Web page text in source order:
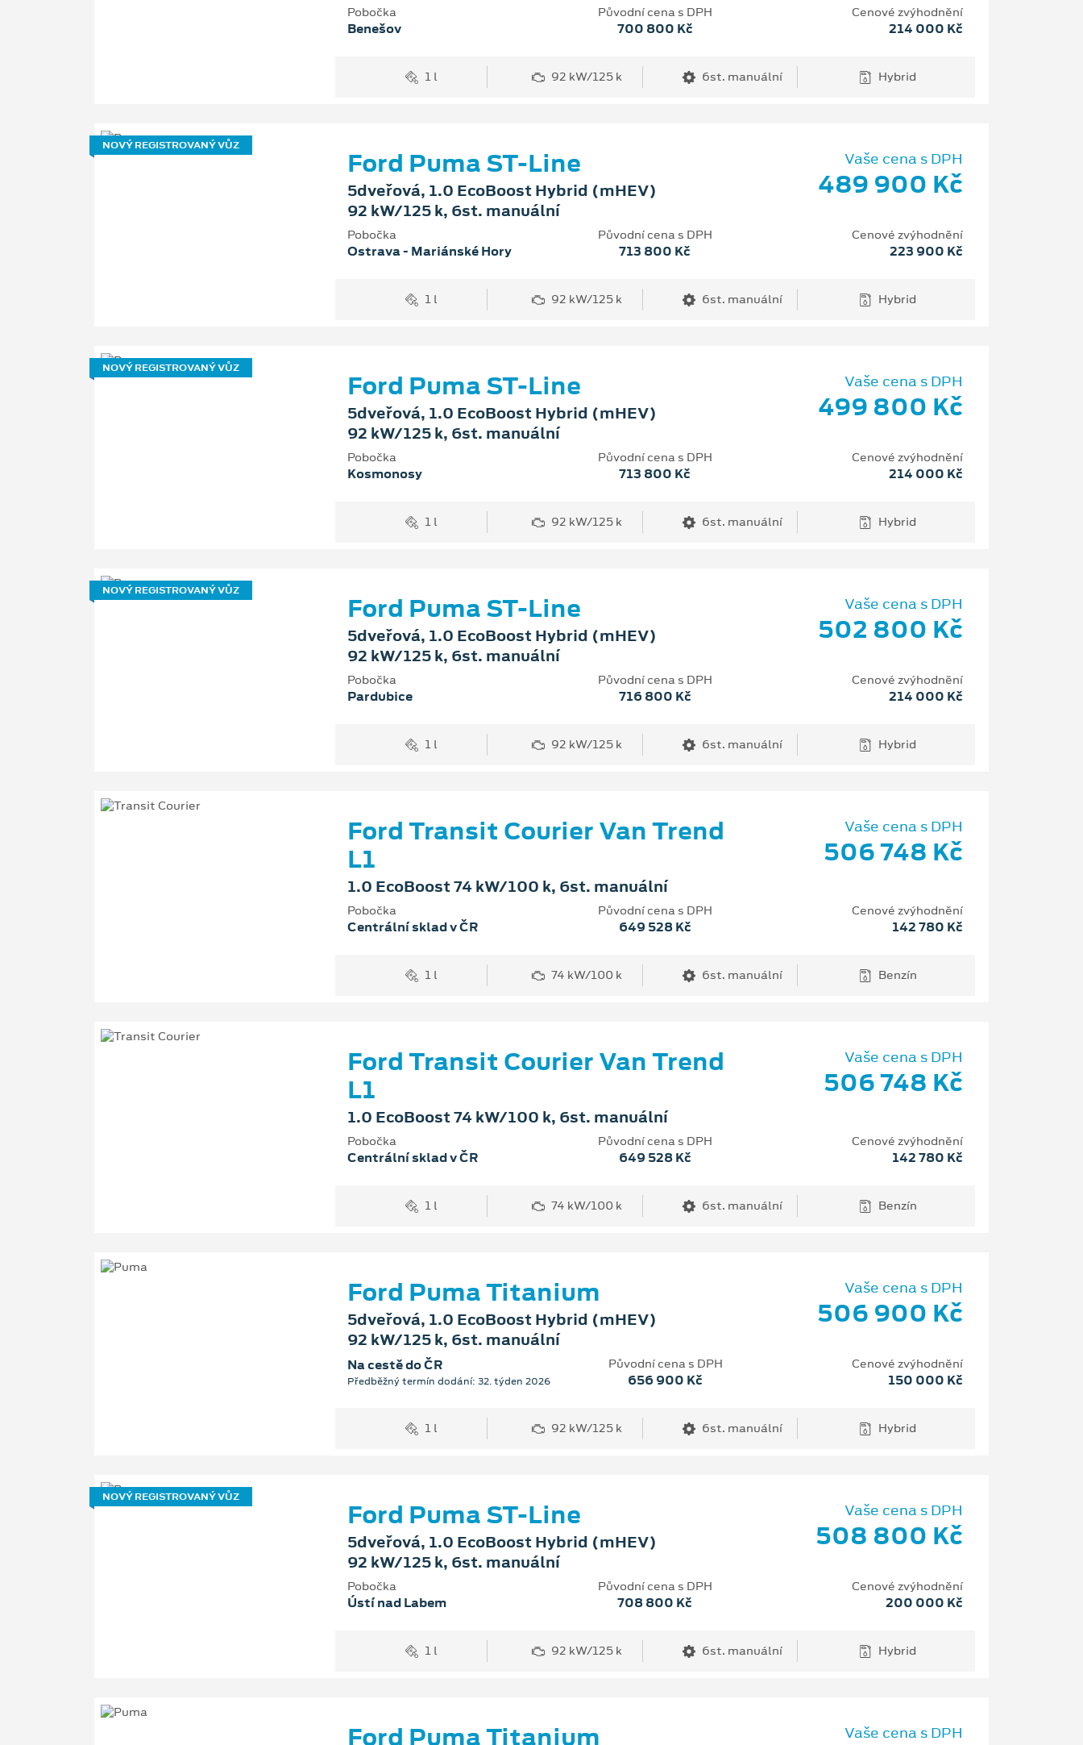
Pobočka
Benešov
Původní cena s DPH
700 800 Kč
Cenové zvýhodnění
214 000 Kč
1 l 92 kW/125 k 6st. manuální Hybrid
NOVÝ REGISTROVANÝ VŮZ
Ford Puma ST-Line
5dveřová, 1.0 EcoBoost Hybrid (mHEV)
92 kW/125 k, 6st. manuální
Vaše cena s DPH
489 900 Kč
Pobočka
Ostrava - Mariánské Hory
Původní cena s DPH
713 800 Kč
Cenové zvýhodnění
223 900 Kč
1 l 92 kW/125 k 6st. manuální Hybrid
NOVÝ REGISTROVANÝ VŮZ
Ford Puma ST-Line
5dveřová, 1.0 EcoBoost Hybrid (mHEV)
92 kW/125 k, 6st. manuální
Vaše cena s DPH
499 800 Kč
Pobočka
Kosmonosy
Původní cena s DPH
713 800 Kč
Cenové zvýhodnění
214 000 Kč
1 l 92 kW/125 k 6st. manuální Hybrid
NOVÝ REGISTROVANÝ VŮZ
Ford Puma ST-Line
5dveřová, 1.0 EcoBoost Hybrid (mHEV)
92 kW/125 k, 6st. manuální
Vaše cena s DPH
502 800 Kč
Pobočka
Pardubice
Původní cena s DPH
716 800 Kč
Cenové zvýhodnění
214 000 Kč
1 l 92 kW/125 k 6st. manuální Hybrid
Ford Transit Courier Van Trend
L1
1.0 EcoBoost 74 kW/100 k, 6st. manuální
Vaše cena s DPH
506 748 Kč
Pobočka
Centrální sklad v ČR
Původní cena s DPH
649 528 Kč
Cenové zvýhodnění
142 780 Kč
1 l 74 kW/100 k 6st. manuální Benzín
Ford Transit Courier Van Trend
L1
1.0 EcoBoost 74 kW/100 k, 6st. manuální
Vaše cena s DPH
506 748 Kč
Pobočka
Centrální sklad v ČR
Původní cena s DPH
649 528 Kč
Cenové zvýhodnění
142 780 Kč
1 l 74 kW/100 k 6st. manuální Benzín
Ford Puma Titanium
5dveřová, 1.0 EcoBoost Hybrid (mHEV)
92 kW/125 k, 6st. manuální
Vaše cena s DPH
506 900 Kč
Na cestě do ČR
Předběžný termín dodání: 32. týden 2026
Původní cena s DPH
656 900 Kč
Cenové zvýhodnění
150 000 Kč
1 l 92 kW/125 k 6st. manuální Hybrid
NOVÝ REGISTROVANÝ VŮZ
Ford Puma ST-Line
5dveřová, 1.0 EcoBoost Hybrid (mHEV)
92 kW/125 k, 6st. manuální
Vaše cena s DPH
508 800 Kč
Pobočka
Ústí nad Labem
Původní cena s DPH
708 800 Kč
Cenové zvýhodnění
200 000 Kč
1 l 92 kW/125 k 6st. manuální Hybrid
Ford Puma Titanium Vaše cena s DPH